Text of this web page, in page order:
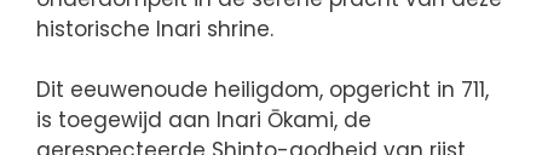
historische Inari shrine.
Dit eeuwenoude heiligdom, opgericht in 711,
is toegewijd aan Inari Ōkami, de